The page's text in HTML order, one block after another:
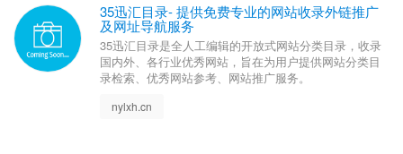
‌35迅汇目录- 提供免费专业的网站收录外链推广
及网址导航服务
‌35迅汇目录是全人工编辑的开放式网站分类目录，收录
国内外、各行业优秀网站，旨在为用户提供网站分类目
录检索、优秀网站参考、网站推广服务。
nylxh.cn